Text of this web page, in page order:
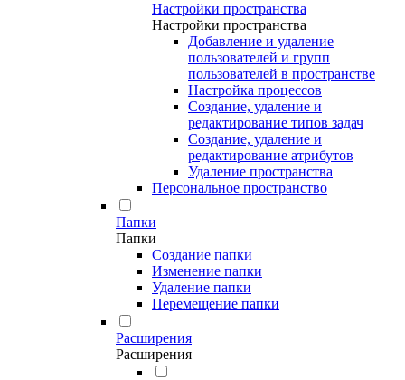
Настройки пространства
Настройки пространства
Добавление и удаление
пользователей и групп
пользователей в пространстве
Настройка процессов
Создание, удаление и
редактирование типов задач
Создание, удаление и
редактирование атрибутов
Удаление пространства
Персональное пространство
Папки
Папки
Создание папки
Изменение папки
Удаление папки
Перемещение папки
Расширения
Расширения